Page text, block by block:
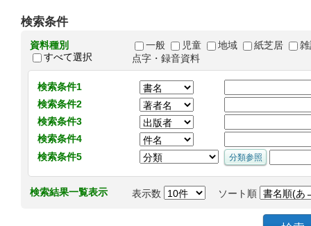
検索条件
資料種別
すべて選択
一般 児童 地域 紙芝居
点字・録音資料
検索条件1
検索条件2
検索条件3
検索条件4
検索条件5
検索結果一覧表示 表示数 ソート順